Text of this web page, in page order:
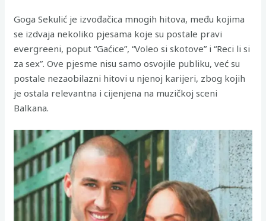
Goga Sekulić je izvođačica mnogih hitova, među kojima
se izdvaja nekoliko pjesama koje su postale pravi
evergreeni, poput “Gaćice”, “Voleo si skotove” i “Reci li si
za sex”. Ove pjesme nisu samo osvojile publiku, već su
postale nezaobilazni hitovi u njenoj karijeri, zbog kojih
je ostala relevantna i cijenjena na muzičkoj sceni
Balkana.